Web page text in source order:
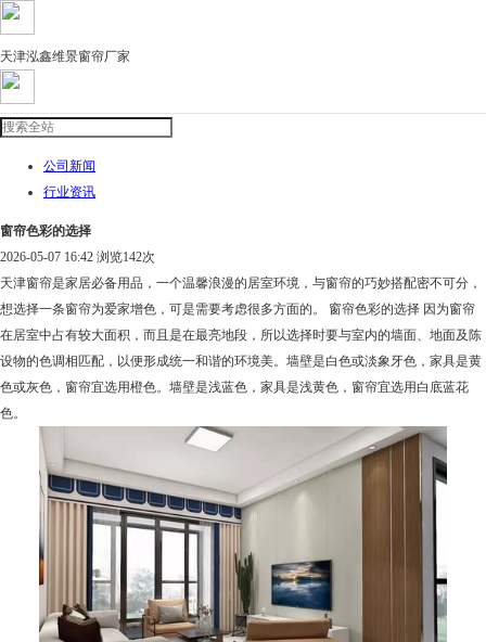
天津泓鑫维景窗帘厂家
公司新闻
行业资讯
窗帘色彩的选择
2026-05-07 16:42 浏览142次
天津窗帘是家居必备用品，一个温馨浪漫的居室环境，与窗帘的巧妙搭配密不可分，
想选择一条窗帘为爱家增色，可是需要考虑很多方面的。 窗帘色彩的选择 因为窗帘
在居室中占有较大面积，而且是在最亮地段，所以选择时要与室内的墙面、地面及陈
设物的色调相匹配，以便形成统一和谐的环境美。墙壁是白色或淡象牙色，家具是黄
色或灰色，窗帘宜选用橙色。墙壁是浅蓝色，家具是浅黄色，窗帘宜选用白底蓝花
色。